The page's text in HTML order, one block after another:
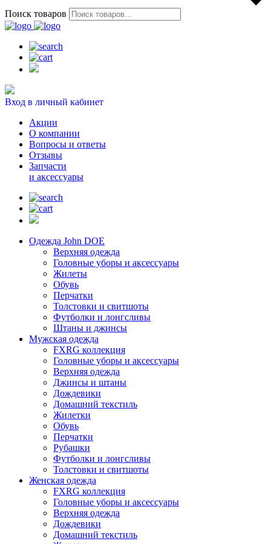
Поиск товаров
Вход в личный кабинет
Акции
О компании
Вопросы и ответы
Отзывы
Запчасти
и аксессуары
Одежда John DOE
Верхняя одежда
Головные уборы и аксессуары
Жилеты
Обувь
Перчатки
Толстовки и свитшоты
Футболки и лонгсливы
Штаны и джинсы
Мужская одежда
FXRG коллекция
Головные уборы и аксессуары
Верхняя одежда
Джинсы и штаны
Дождевики
Домашний текстиль
Жилетки
Обувь
Перчатки
Рубашки
Футболки и лонгсливы
Толстовки и свитшоты
Женская одежда
FXRG коллекция
Головные уборы и аксессуары
Верхняя одежда
Дождевики
Домашний текстиль